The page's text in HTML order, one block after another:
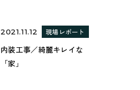
2021.11.12 現場レポート
内装工事／綺麗キレイな
「家」